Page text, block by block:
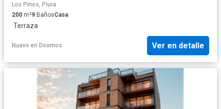
Los Pinos, Piura
200 m²9 BañosCasa
·Terraza
Nuevo en Doomos Ver en detalle